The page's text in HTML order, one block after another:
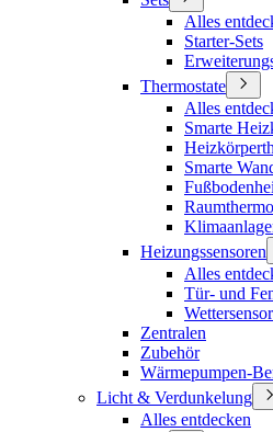
Alles
Starter-Sets
Thermostate
Alles
Smarte
Smarte
Heizungssensoren
Alles
Tür- und
Zentralen
Zubehör
Wärmepumpen-
Licht & Verdunkelung
Alles entdecken